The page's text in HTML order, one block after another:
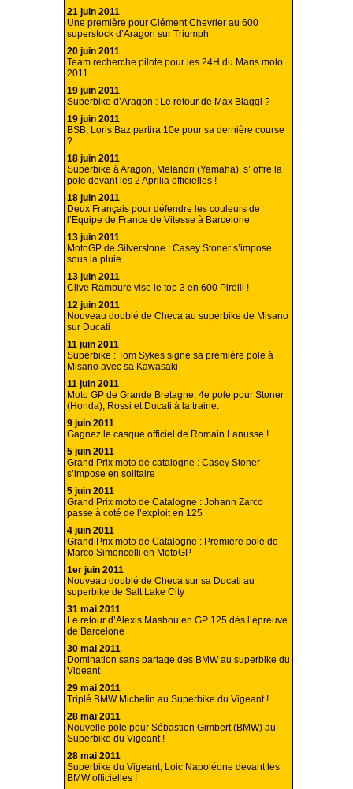
21 juin 2011
Une première pour Clément Chevrier au 600
superstock d’Aragon sur Triumph
20 juin 2011
Team recherche pilote pour les 24H du Mans moto
2011.
19 juin 2011
Superbike d’Aragon : Le retour de Max Biaggi ?
19 juin 2011
BSB, Loris Baz partira 10e pour sa dernière course
?
18 juin 2011
Superbike à Aragon, Melandri (Yamaha), s’ offre la
pole devant les 2 Aprilia officielles !
18 juin 2011
Deux Français pour défendre les couleurs de
l’Equipe de France de Vitesse à Barcelone
13 juin 2011
MotoGP de Silverstone : Casey Stoner s’impose
sous la pluie
13 juin 2011
Clive Rambure vise le top 3 en 600 Pirelli !
12 juin 2011
Nouveau doublé de Checa au superbike de Misano
sur Ducati
11 juin 2011
Superbike : Tom Sykes signe sa première pole à
Misano avec sa Kawasaki
11 juin 2011
Moto GP de Grande Bretagne, 4e pole pour Stoner
(Honda), Rossi et Ducati à la traine.
9 juin 2011
Gagnez le casque officiel de Romain Lanusse !
5 juin 2011
Grand Prix moto de catalogne : Casey Stoner
s’impose en solitaire
5 juin 2011
Grand Prix moto de Catalogne : Johann Zarco
passe à coté de l’exploit en 125
4 juin 2011
Grand Prix moto de Catalogne : Premiere pole de
Marco Simoncelli en MotoGP
1er juin 2011
Nouveau doublé de Checa sur sa Ducati au
superbike de Salt Lake City
31 mai 2011
Le retour d’Alexis Masbou en GP 125 dès l’épreuve
de Barcelone
30 mai 2011
Domination sans partage des BMW au superbike du
Vigeant
29 mai 2011
Triplé BMW Michelin au Superbike du Vigeant !
28 mai 2011
Nouvelle pole pour Sébastien Gimbert (BMW) au
Superbike du Vigeant !
28 mai 2011
Superbike du Vigeant, Loic Napoléone devant les
BMW officielles !